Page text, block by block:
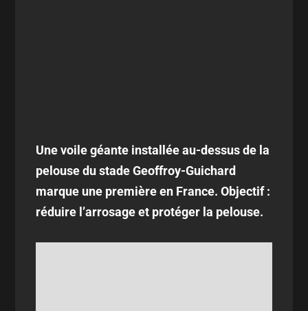
Une voile géante installée au-dessus de la
pelouse du stade Geoffroy-Guichard
marque une première en France. Objectif :
réduire l’arrosage et protéger la pelouse.